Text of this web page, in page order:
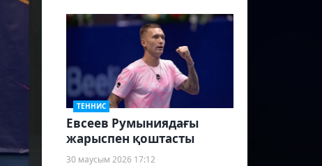
ТЕННИС
Евсеев Румыниядағы
жарыспен қоштасты
30 маусым 2026 17:12